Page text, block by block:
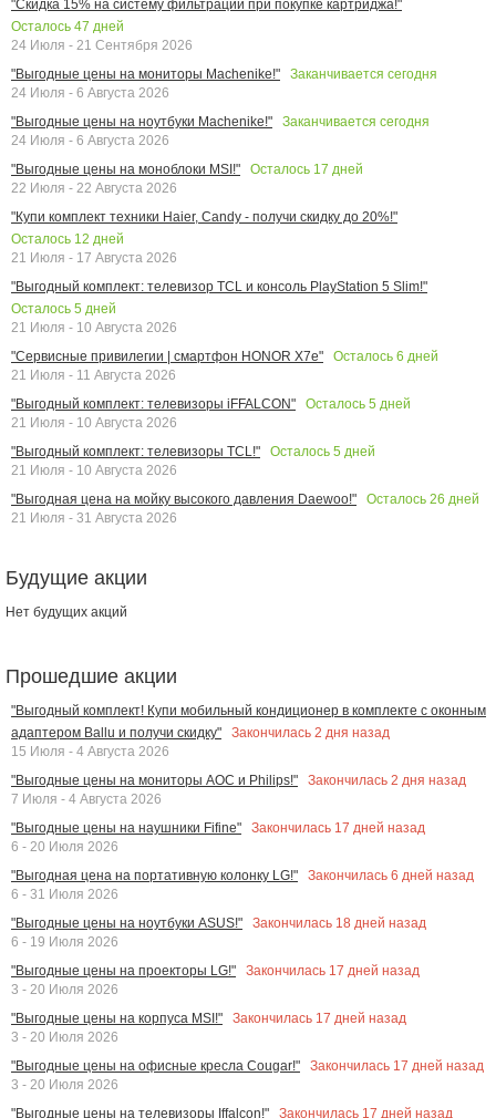
"Скидка 15% на систему фильтрации при покупке картриджа!"
Осталось 47 дней
24 Июля - 21 Сентября 2026
"Выгодные цены на мониторы Machenike!"
Заканчивается сегодня
24 Июля - 6 Августа 2026
"Выгодные цены на ноутбуки Machenike!"
Заканчивается сегодня
24 Июля - 6 Августа 2026
"Выгодные цены на моноблоки MSI!"
Осталось 17 дней
22 Июля - 22 Августа 2026
"Купи комплект техники Haier, Candy - получи скидку до 20%!"
Осталось 12 дней
21 Июля - 17 Августа 2026
"Выгодный комплект: телевизор TCL и консоль PlayStation 5 Slim!"
Осталось 5 дней
21 Июля - 10 Августа 2026
"Сервисные привилегии | смартфон HONOR X7e"
Осталось 6 дней
21 Июля - 11 Августа 2026
"Выгодный комплект: телевизоры iFFALCON"
Осталось 5 дней
21 Июля - 10 Августа 2026
"Выгодный комплект: телевизоры TCL!"
Осталось 5 дней
21 Июля - 10 Августа 2026
"Выгодная цена на мойку высокого давления Daewoo!"
Осталось 26 дней
21 Июля - 31 Августа 2026
Будущие акции
Нет будущих акций
Прошедшие акции
"Выгодный комплект! Купи мобильный кондиционер в комплекте с оконным
адаптером Ballu и получи скидку"
Закончилась 2 дня назад
15 Июля - 4 Августа 2026
"Выгодные цены на мониторы AOC и Philips!"
Закончилась 2 дня назад
7 Июля - 4 Августа 2026
"Выгодные цены на наушники Fifine"
Закончилась 17 дней назад
6 - 20 Июля 2026
"Выгодная цена на портативную колонку LG!"
Закончилась 6 дней назад
6 - 31 Июля 2026
"Выгодные цены на ноутбуки ASUS!"
Закончилась 18 дней назад
6 - 19 Июля 2026
"Выгодные цены на проекторы LG!"
Закончилась 17 дней назад
3 - 20 Июля 2026
"Выгодные цены на корпуса MSI!"
Закончилась 17 дней назад
3 - 20 Июля 2026
"Выгодные цены на офисные кресла Cougar!"
Закончилась 17 дней назад
3 - 20 Июля 2026
"Выгодные цены на телевизоры Iffalcon!"
Закончилась 17 дней назад